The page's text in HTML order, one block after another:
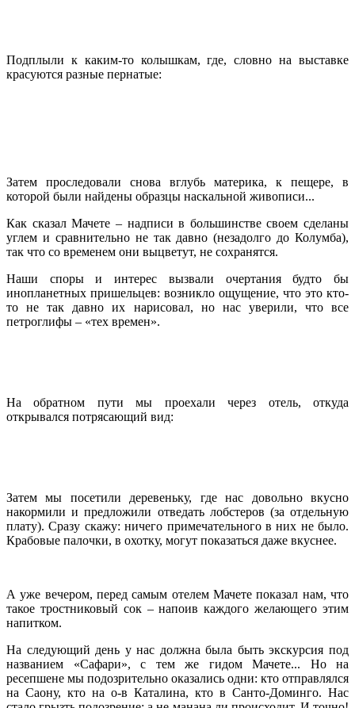
Подплыли к каким-то колышкам, где, словно на выставке
красуются разные пернатые:
Затем проследовали снова вглубь материка, к пещере, в
которой были найдены образцы наскальной живописи...
Как сказал Мачете – надписи в большинстве своем сделаны
углем и сравнительно не так давно (незадолго до Колумба),
так что со временем они выцветут, не сохранятся.
Наши споры и интерес вызвали очертания будто бы
инопланетных пришельцев: возникло ощущение, что это кто-
то не так давно их нарисовал, но нас уверили, что все
петроглифы – «тех времен».
На обратном пути мы проехали через отель, откуда
открывался потрясающий вид:
Затем мы посетили деревеньку, где нас довольно вкусно
накормили и предложили отведать лобстеров (за отдельную
плату). Сразу скажу: ничего примечательного в них не было.
Крабовые палочки, в охотку, могут показаться даже вкуснее.
А уже вечером, перед самым отелем Мачете показал нам, что
такое тростниковый сок – напоив каждого желающего этим
напитком.
На следующий день у нас должна была быть экскурсия под
названием «Сафари», с тем же гидом Мачете... Но на
ресепшене мы подозрительно оказались одни: кто отправлялся
на Саону, кто на о-в Каталина, кто в Санто-Доминго. Нас